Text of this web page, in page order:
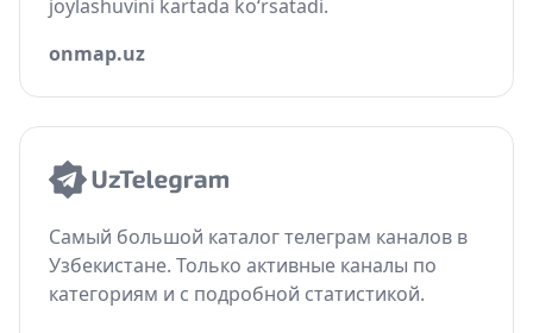
joylashuvini kartada ko‘rsatadi.
onmap.uz
Самый большой каталог телеграм каналов в
Узбекистане. Только активные каналы по
категориям и с подробной статистикой.